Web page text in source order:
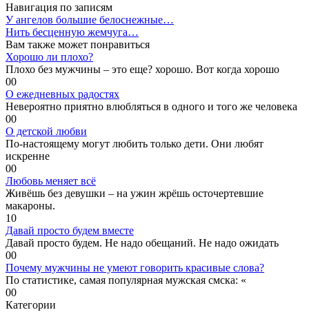
Навигация по записям
У ангелов большие белоснежные…
Нить бесценную жемчуга…
Вам также может понравиться
Хорошо ли плохо?
Плохо без мужчины – это еще? хорошо. Вот когда хорошо
00
О ежедневных радостях
Невероятно приятно влюбляться в одного и того же человека
00
О детской любви
По-настоящему могут любить только дети. Они любят
искренне
00
Любовь меняет всё
Живёшь без девушки – на ужин жрёшь осточертевшие
макароны.
10
Давай просто будем вместе
Давай просто будем. Не надо обещаний. Не надо ожидать
00
Почему мужчины не умеют говорить красивые слова?
По статистике, самая популярная мужская смска: «
00
Категории